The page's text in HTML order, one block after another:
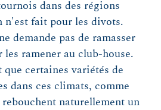
dans des régions
n'est fait pour les divots.
demande pas de ramasser
les ramener au club-house.
que certaines variétés de
dans ces climats, comme
rebouchent naturellement un